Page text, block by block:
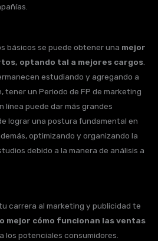
básicos se puede obtener una mejor
optando tal a mejores cargos
estudiando y agregando a
tener un Periodo de FP de marketing
línea puede dar más grandes
lograr una postura fundamental en
optimizando y organizando la
debido a la manera de análisis a
carrera al marketing y publicidad te
mejor cómo funcionan las ventas
los potenciales consumidores.